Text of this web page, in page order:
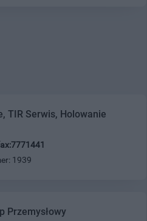
TIR Serwis, Holowanie
1939
Przemysłowy